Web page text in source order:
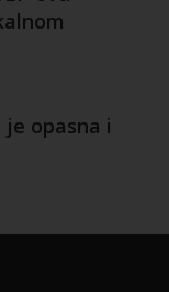
opasna i